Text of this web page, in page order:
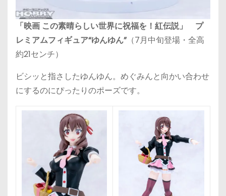
「映画 この素晴らしい世界に祝福を！紅伝説」 プ
レミアムフィギュア“ゆんゆん”（7月中旬登場・全高
約21センチ）
ビシッと指さしたゆんゆん。めぐみんと向かい合わせ
にするのにぴったりのポーズです。